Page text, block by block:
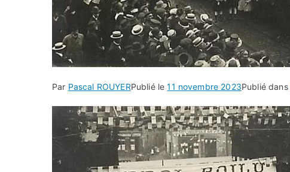
Par Pascal ROUYERPublié le11 novembre 2023Publié dans